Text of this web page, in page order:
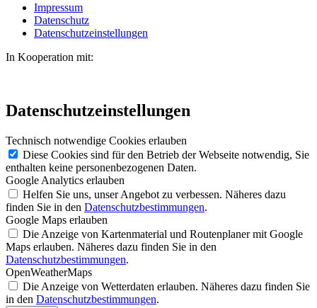
Impressum
Datenschutz
Datenschutzeinstellungen
In Kooperation mit:
Datenschutzeinstellungen
Technisch notwendige Cookies erlauben
Diese Cookies sind für den Betrieb der Webseite notwendig, Sie
enthalten keine personenbezogenen Daten.
Google Analytics erlauben
Helfen Sie uns, unser Angebot zu verbessen. Näheres dazu
finden Sie in den Datenschutzbestimmungen.
Google Maps erlauben
Die Anzeige von Kartenmaterial und Routenplaner mit Google
Maps erlauben. Näheres dazu finden Sie in den
Datenschutzbestimmungen.
OpenWeatherMaps
Die Anzeige von Wetterdaten erlauben. Näheres dazu finden Sie
in den Datenschutzbestimmungen.